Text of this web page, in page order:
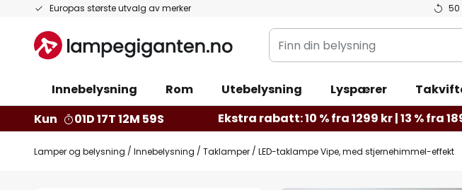
Europas største utvalg av merker 50
Hopp
innhold
Finn
din
Innebelysning Rom Utebelysning Lyspærer
Kun
01D 17T 12M 58S Ekstra rabatt: 10 % fra 1299 kr | 13 % fra
Lamper og belysning Innebelysning Taklamper LED-taklampe Vipe, med stjernehimmel-effekt